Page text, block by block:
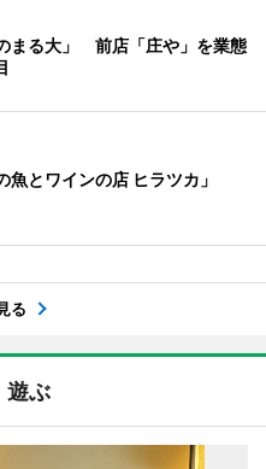
まる大」 前店「庄や」を業態
魚とワインの店 ヒラツカ」
る
遊ぶ